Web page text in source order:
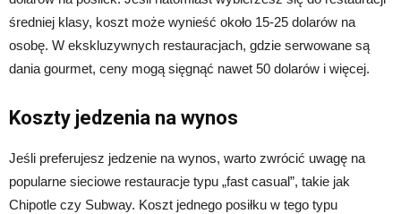
średniej klasy, koszt może wynieść około 15-25 dolarów na
osobę. W ekskluzywnych restauracjach, gdzie serwowane są
dania gourmet, ceny mogą sięgnąć nawet 50 dolarów i więcej.
Koszty jedzenia na wynos
Jeśli preferujesz jedzenie na wynos, warto zwrócić uwagę na
popularne sieciowe restauracje typu „fast casual”, takie jak
Chipotle czy Subway. Koszt jednego posiłku w tego typu